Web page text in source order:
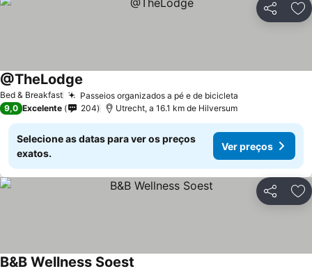
Partilhar
Bed & Breakfast Passeios organizados a pé e de bicicleta
@TheLodge
9,0 Excelente 204 Utrecht, a 16.1 km de Hilversum
Selecione as datas para ver os preços
exatos.
Ver preços
Partilhar
B&B Wellness Soest